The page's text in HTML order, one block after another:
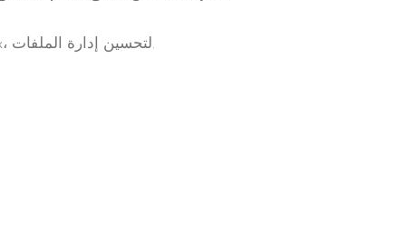
يمكن للمستخدمين ربط التطبيق بخدمات التخزين السحابية، مثل Google Drive وDropbox، لتحسين إدارة الملفات.